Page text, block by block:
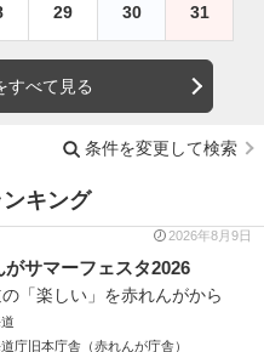
29 30 31
すべて見る
条件を変更して検索
キング
2026年8月9日
がサマーフェスタ2026
「楽しい」を赤れんがから
庁旧本庁舎（赤れんが庁舎）